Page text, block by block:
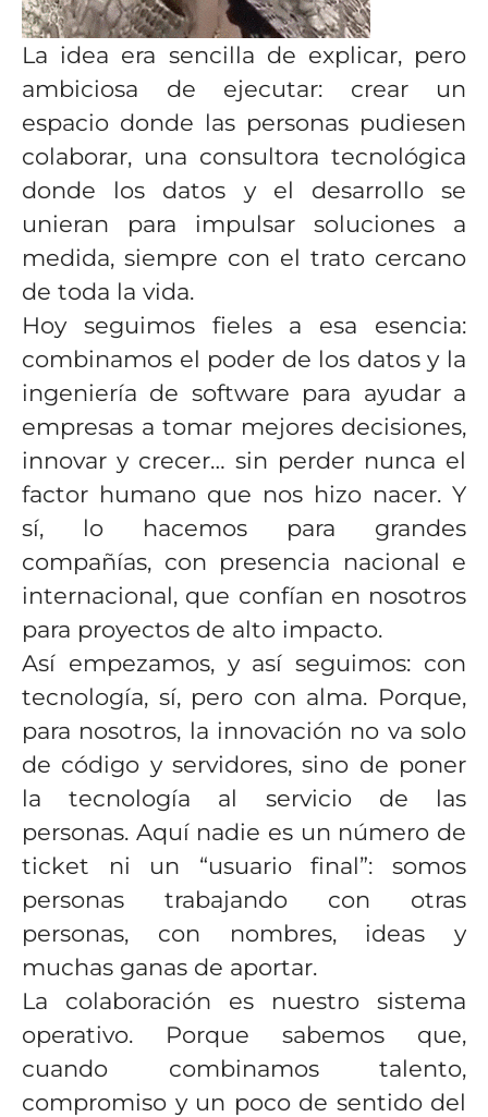
La idea era sencilla de explicar, pero
ambiciosa de ejecutar: crear un
espacio donde las personas pudiesen
colaborar, una consultora tecnológica
donde los datos y el desarrollo se
unieran para impulsar soluciones a
medida, siempre con el trato cercano
de toda la vida.
Hoy seguimos fieles a esa esencia:
combinamos el poder de los datos y la
ingeniería de software para ayudar a
empresas a tomar mejores decisiones,
innovar y crecer… sin perder nunca el
factor humano que nos hizo nacer. Y
sí, lo hacemos para grandes
compañías, con presencia nacional e
internacional, que confían en nosotros
para proyectos de alto impacto.
Así empezamos, y así seguimos: con
tecnología, sí, pero con alma. Porque,
para nosotros, la innovación no va solo
de código y servidores, sino de poner
la tecnología al servicio de las
personas. Aquí nadie es un número de
ticket ni un “usuario final”: somos
personas trabajando con otras
personas, con nombres, ideas y
muchas ganas de aportar.
La colaboración es nuestro sistema
operativo. Porque sabemos que,
cuando combinamos talento,
compromiso y un poco de sentido del